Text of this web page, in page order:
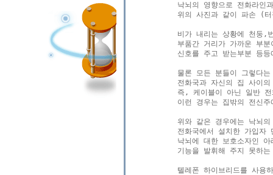
낙뇌의 영향으로 전화라
위의 사진과 같이 파손 (
비가 내리는 상황에 천둥,
부품간 거리가 가까운 부
신호를 주고 받는부분 등
물론 모든 분들이 그렇다
전화국과 자신의 집 사이
즉, 케이블이 아닌 일반
이런 경우는 집밖의 전신
위와 같은 경우에는 낙뇌
전화국에서 설치한 가입자
낙뇌에 대한 보호소자인
기능을 발휘해 주지 못하
텔레폰 하이브리드를 사용